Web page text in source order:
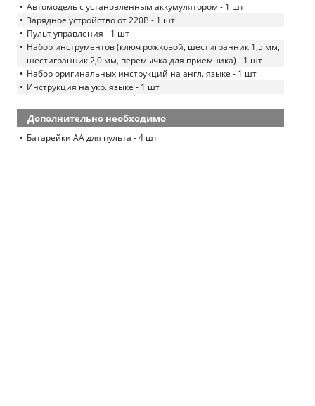
Автомодель с установленным аккумулятором - 1 шт
Зарядное устройство от 220В - 1 шт
Пульт управления - 1 шт
Набор инструментов (ключ рожковой, шестигранник 1,5 мм,
шестигранник 2,0 мм, перемычка для приемника) - 1 шт
Набор оригинальных инструкций на англ. языке - 1 шт
Инструкция на укр. языке - 1 шт
Дополнительно необходимо
Батарейки АА для пульта - 4 шт